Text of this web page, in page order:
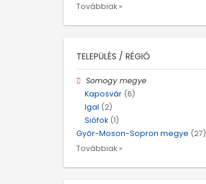
Továbbiak »
TELEPÜLÉS / RÉGIÓ
Somogy megye
Kaposvár (6)
Igal (2)
Siófok (1)
Győr-Moson-Sopron megye (27)
Továbbiak »